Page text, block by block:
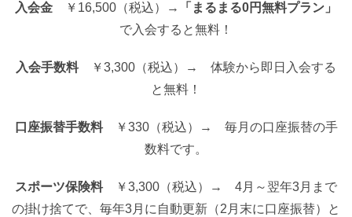
入会金 ￥16,500（税込）→
「まるまる0円無料プラン」
で入会すると無料！
入会手数料￥3,300（税込）→ 体験から即日入会する
と無料！
口座振替手数料￥330（税込）→ 毎月の口座振替の手
数料です。
スポーツ保険料￥3,300（税込）→ 4月～翌年3月まで
の掛け捨てで、毎年3月に自動更新（2月末に口座振替）と